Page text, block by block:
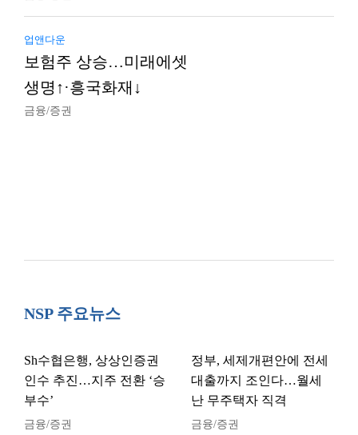
업앤다운
보험주 상승…미래에셋
생명↑·흥국화재↓
금융/증권
NSP 주요뉴스
Sh수협은행, 상상인증권
인수 추진…지주 전환 ‘승
부수’
금융/증권
정부, 세제개편안에 전세
대출까지 조인다…월세
난 무주택자 직격
금융/증권